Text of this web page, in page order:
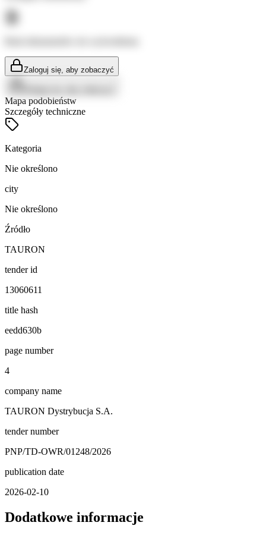
Zaloguj się, aby zobaczyć
Mapa podobieństw
Szczegóły techniczne
Kategoria
Nie określono
city
Nie określono
Źródło
TAURON
tender id
13060611
title hash
eedd630b
page number
4
company name
TAURON Dystrybucja S.A.
tender number
PNP/TD-OWR/01248/2026
publication date
2026-02-10
Dodatkowe informacje